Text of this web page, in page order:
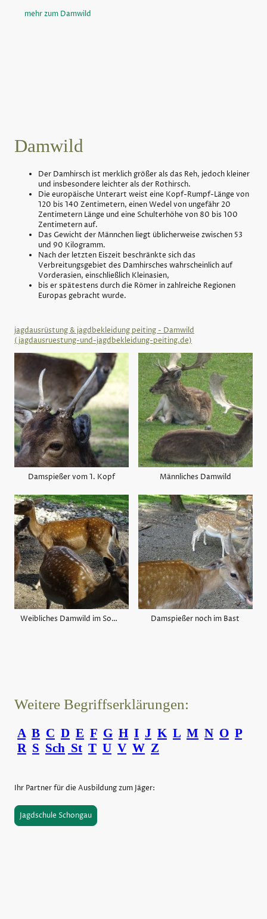
mehr zum Damwild
Damwild
Der Damhirsch ist merklich größer als das Reh, jedoch kleiner
und insbesondere leichter als der Rothirsch.
Die europäische Unterart weist eine Kopf-Rumpf-Länge von
120 bis 140 Zentimetern, einen Wedel von ungefähr 20
Zentimetern Länge und eine Schulterhöhe von 80 bis 100
Zentimetern auf.
Das Gewicht der Männchen liegt üblicherweise zwischen 53
und 90 Kilogramm.
Nach der letzten Eiszeit beschränkte sich das
Verbreitungsgebiet des Damhirsches wahrscheinlich auf
Vorderasien, einschließlich Kleinasien,
bis er spätestens durch die Römer in zahlreiche Regionen
Europas gebracht wurde.
jagdausrüstung & jagdbekleidung peiting - Damwild
(jagdausruestung-und-jagdbekleidung-peiting.de)
Damspießer vom 1. Kopf Männliches Damwild
Weibliches Damwild im Sommerhaar Damspießer noch im Bast
Weitere Begriffserklärungen:
A B C D E F G H I J K L M N O P
R S Sch St T U V W Z
Ihr Partner für die Ausbildung zum Jäger:
Jagdschule Schongau